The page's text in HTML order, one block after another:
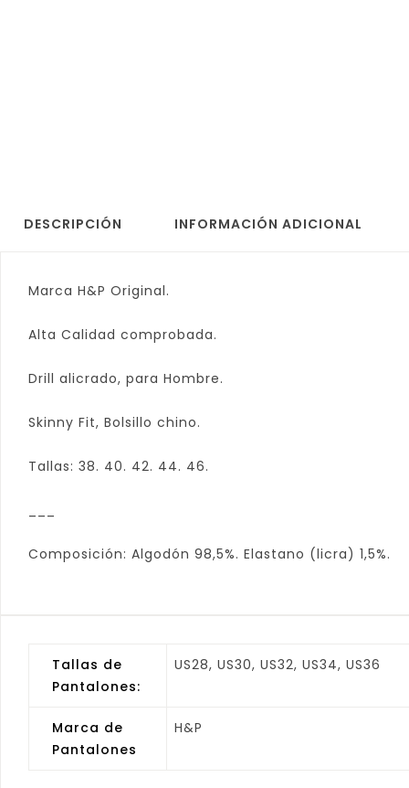
DESCRIPCIÓN INFORMACIÓN ADICIONAL
Marca H&P Original.
Alta Calidad comprobada.
Drill alicrado, para Hombre.
Skinny Fit, Bolsillo chino.
Tallas: 38. 40. 42. 44. 46.
Composición: Algodón 98,5%. Elastano (licra) 1,5%.
Tallas de
Pantalones:
US28, US30, US32, US34, US36
Marca de
Pantalones
H&P